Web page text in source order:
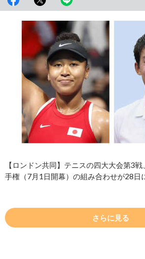
【ロンドン共同】テニスの四大大会第3
手権（7月1日開幕）の組み合わせが28日
さらに見る